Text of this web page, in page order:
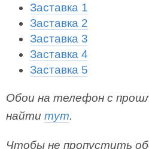
Заставка 1
Заставка 2
Заставка 3
Заставка 4
Заставка 5
Обои на телефон с
найти тут.
Чтобы не пропустить